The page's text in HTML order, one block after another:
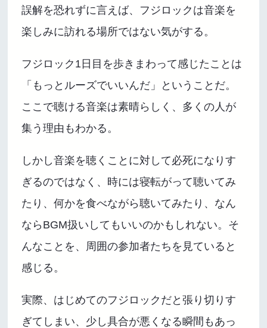
誤解を恐れずに言えば、フジロックは音楽を
楽しみに訪れる場所ではない気がする。
フジロック1日目を歩きまわって感じたことは
「もっとルーズでいいんだ」ということだ。
ここで聴ける音楽は素晴らしく、多くの人が
集う理由もわかる。
しかし音楽を聴くことに対して必死になりす
ぎるのではなく、時には寝転がって聴いてみ
たり、何かを食べながら聴いてみたり、なん
ならBGM扱いしてもいいのかもしれない。そ
んなことを、周囲の参加者たちを見ていると
感じる。
実際、はじめてのフジロックだと張り切りす
ぎてしまい、少し具合が悪くなる瞬間もあっ